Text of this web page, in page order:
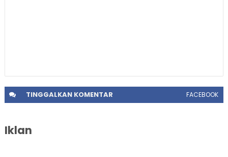
TINGGALKANKOMENTAR FACEBOOK
Iklan